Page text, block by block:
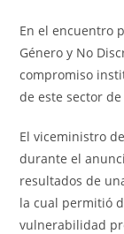
En el encuentro
Género y No
compromiso
de este sector
El viceministro
durante el
resultados de
la cual permitió
vulnerabilidad